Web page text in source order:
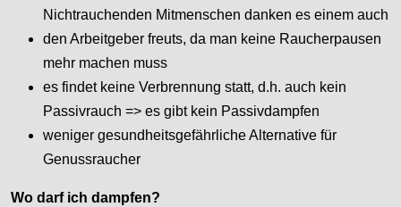
Nichtrauchenden Mitmenschen danken es einem auch
den Arbeitgeber freuts, da man keine Raucherpausen
mehr machen muss
es findet keine Verbrennung statt, d.h. auch kein
Passivrauch => es gibt kein Passivdampfen
weniger gesundheitsgefährliche Alternative für
Genussraucher
Wo darf ich dampfen?